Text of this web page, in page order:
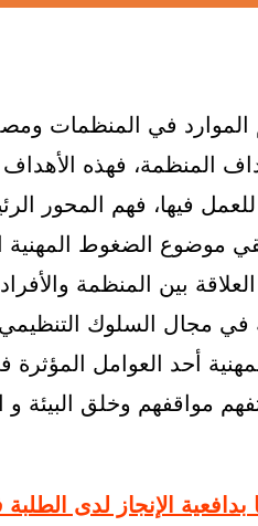
في المنظمات
المنظمة، فهذه
للعمل فيها، فهم المحور
موضوع الضغوط المهنية
بين المنظمة
في مجال السلوك
أحد العوامل المؤثرة
مواقفهم وخلق البيئة و
بدافعية الإنجاز لدى